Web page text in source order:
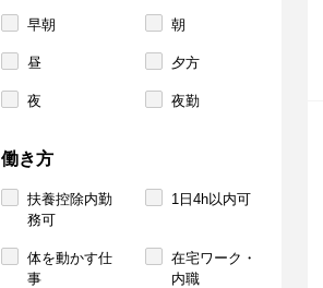
早朝 朝
昼 夕方
夜 夜勤
働き方
扶養控除内勤
務可
1日4h以内可
体を動かす仕
事
在宅ワーク・
内職